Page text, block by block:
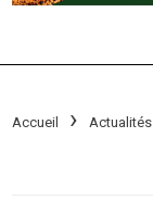
Accueil Actualités